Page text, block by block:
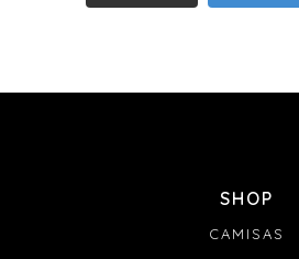
SHOP
CAMISAS